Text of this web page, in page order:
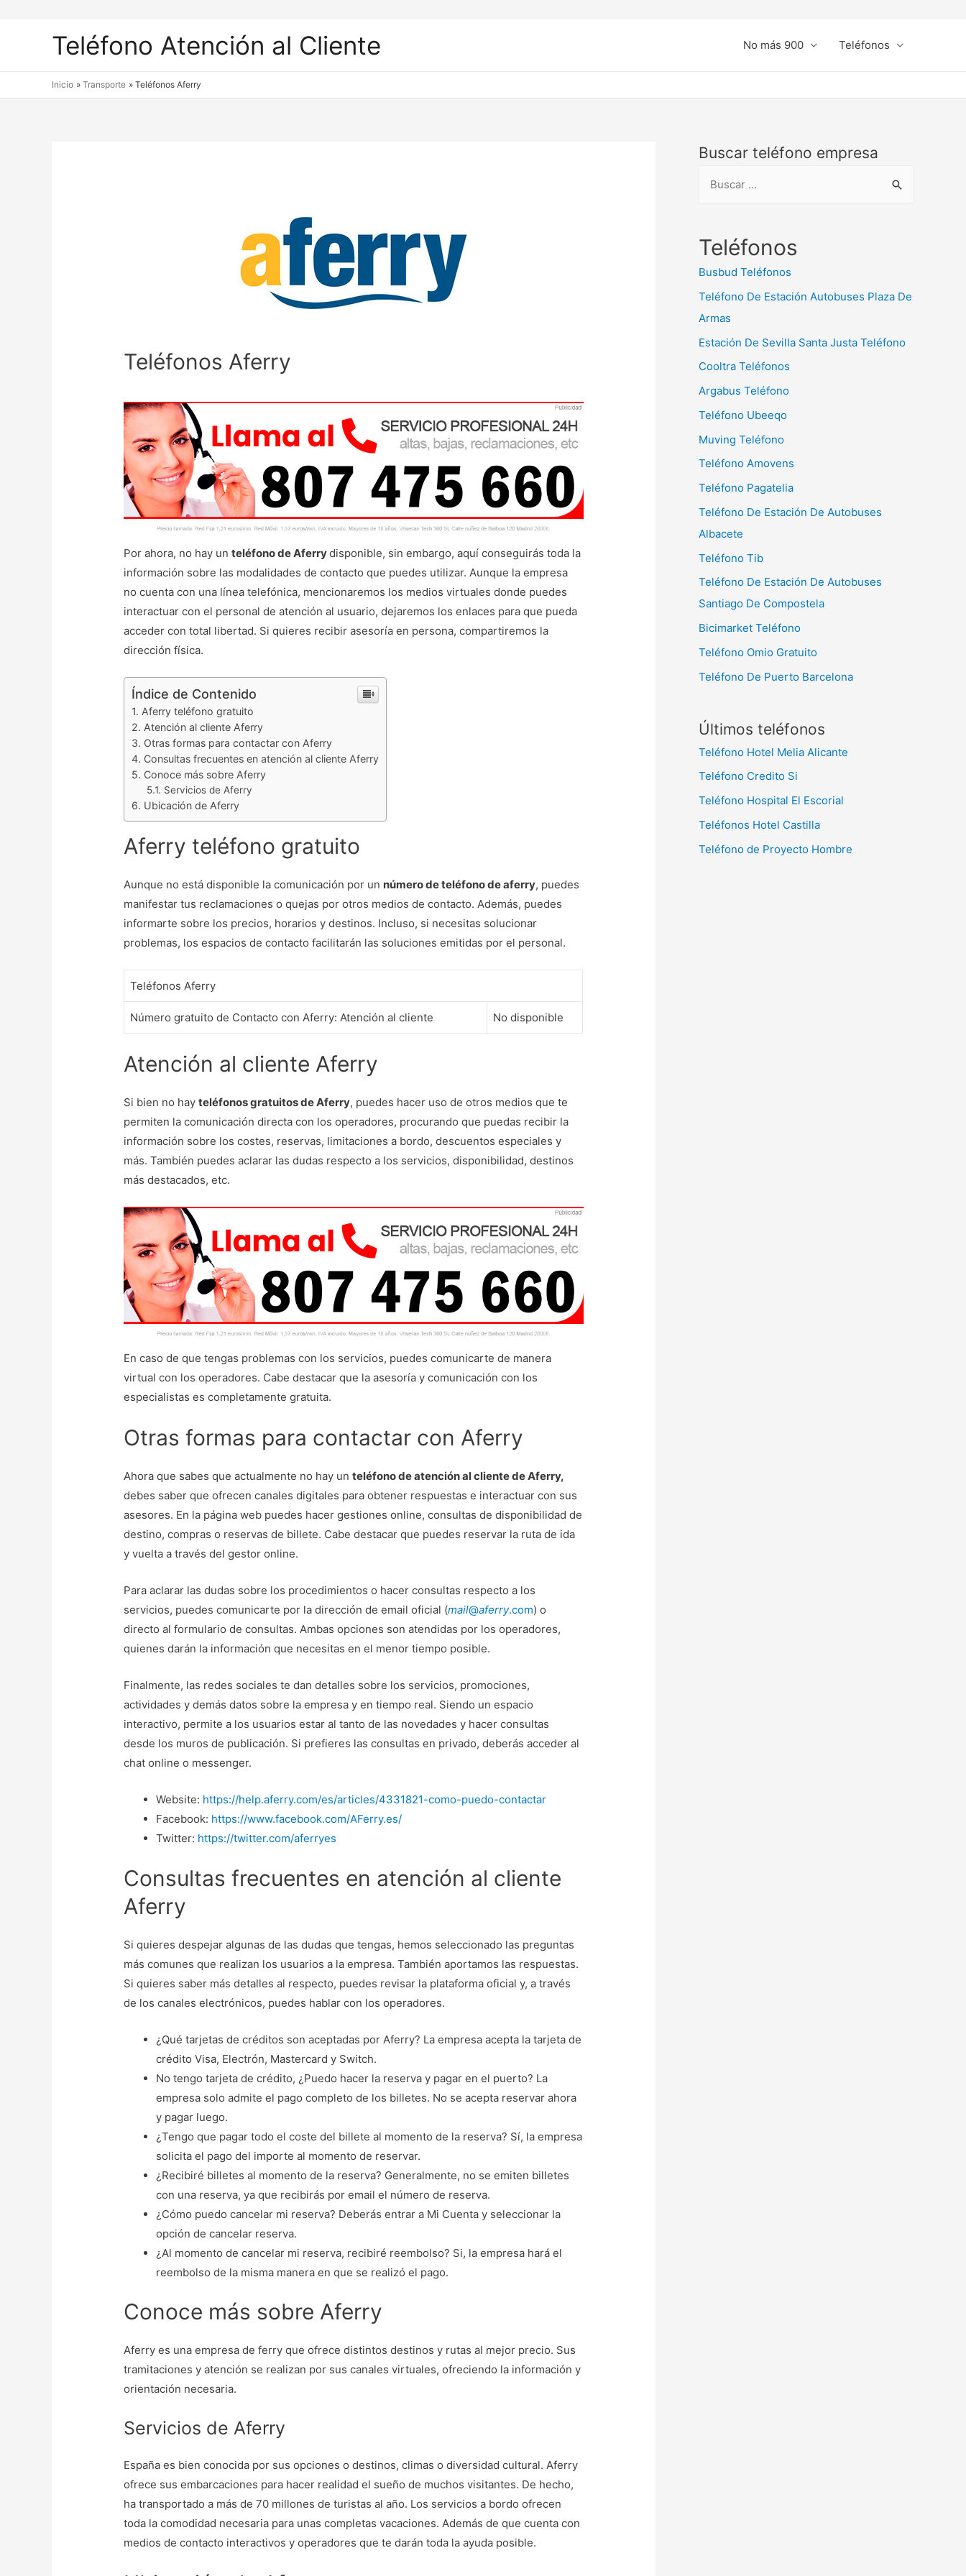
Teléfono Atención al Cliente No más 900 Teléfonos
Inicio Transporte Teléfonos Aferry
Teléfonos Aferry
Por ahora, no hay unteléfono de Aferrydisponible, sin embargo, aquí conseguirás toda la
información sobre las modalidades de contacto que puedes utilizar. Aunque la empresa
no cuenta con una línea telefónica, mencionaremos los medios virtuales donde puedes
interactuar con el personal de atención al usuario, dejaremos los enlaces para que pueda
acceder con total libertad. Si quieres recibir asesoría en persona, compartiremos la
dirección física.
Índice de Contenido
Aferry teléfono gratuito
Atención al cliente Aferry
Otras formas para contactar con Aferry
Consultas frecuentes en atención al cliente Aferry
Conoce más sobre Aferry
Servicios de Aferry
Ubicación de Aferry
Aferry teléfono gratuito
Aunque no está disponible la comunicación por un número de teléfono de aferry, puedes
manifestar tus reclamaciones o quejas por otros medios de contacto. Además, puedes
informarte sobre los precios, horarios y destinos. Incluso, si necesitas solucionar
problemas, los espacios de contacto facilitarán las soluciones emitidas por el personal.
Teléfonos Aferry
Número gratuito de Contacto con Aferry: Atención al cliente No disponible
Atención al cliente Aferry
Si bien no hayteléfonos gratuitos de Aferry, puedes hacer uso de otros medios que te
permiten la comunicación directa con los operadores, procurando que puedas recibir la
información sobre los costes, reservas, limitaciones a bordo, descuentos especiales y
más. También puedes aclarar las dudas respecto a los servicios, disponibilidad, destinos
más destacados, etc.
En caso de que tengas problemas con los servicios, puedes comunicarte de manera
virtual con los operadores. Cabe destacar que la asesoría y comunicación con los
especialistas es completamente gratuita.
Otras formas para contactar con Aferry
Ahora que sabes que actualmente no hay unteléfono de atención al cliente de Aferry,
debes saber que ofrecen canales digitales para obtener respuestas e interactuar con sus
asesores. En la página web puedes hacer gestiones online, consultas de disponibilidad de
destino, compras o reservas de billete. Cabe destacar que puedes reservar la ruta de ida
y vuelta a través del gestor online.
Para aclarar las dudas sobre los procedimientos o hacer consultas respecto a los
servicios, puedes comunicarte por la dirección de email oficial (mail@aferry.com) o
directo al formulario de consultas. Ambas opciones son atendidas por los operadores,
quienes darán la información que necesitas en el menor tiempo posible.
Finalmente, las redes sociales te dan detalles sobre los servicios, promociones,
actividades y demás datos sobre la empresa y en tiempo real. Siendo un espacio
interactivo, permite a los usuarios estar al tanto de las novedades y hacer consultas
desde los muros de publicación. Si prefieres las consultas en privado, deberás acceder al
chat online o messenger.
Website: https://help.aferry.com/es/articles/4331821-como-puedo-contactar
Facebook: https://www.facebook.com/AFerry.es/
Twitter: https://twitter.com/aferryes
Consultas frecuentes en atención al cliente
Aferry
Si quieres despejar algunas de las dudas que tengas, hemos seleccionado las preguntas
más comunes que realizan los usuarios a la empresa. También aportamos las respuestas.
Si quieres saber más detalles al respecto, puedes revisar la plataforma oficial y, a través
de los canales electrónicos, puedes hablar con los operadores.
¿Qué tarjetas de créditos son aceptadas por Aferry? La empresa acepta la tarjeta de
crédito Visa, Electrón, Mastercard y Switch.
No tengo tarjeta de crédito, ¿Puedo hacer la reserva y pagar en el puerto? La
empresa solo admite el pago completo de los billetes. No se acepta reservar ahora
y pagar luego.
¿Tengo que pagar todo el coste del billete al momento de la reserva? Sí, la empresa
solicita el pago del importe al momento de reservar.
¿Recibiré billetes al momento de la reserva? Generalmente, no se emiten billetes
con una reserva, ya que recibirás por email el número de reserva.
¿Cómo puedo cancelar mi reserva? Deberás entrar a Mi Cuenta y seleccionar la
opción de cancelar reserva.
¿Al momento de cancelar mi reserva, recibiré reembolso? Si, la empresa hará el
reembolso de la misma manera en que se realizó el pago.
Conoce más sobre Aferry
Aferry es una empresa de ferry que ofrece distintos destinos y rutas al mejor precio. Sus
tramitaciones y atención se realizan por sus canales virtuales, ofreciendo la información y
orientación necesaria.
Servicios de Aferry
España es bien conocida por sus opciones o destinos, climas o diversidad cultural. Aferry
ofrece sus embarcaciones para hacer realidad el sueño de muchos visitantes. De hecho,
ha transportado a más de 70 millones de turistas al año. Los servicios a bordo ofrecen
toda la comodidad necesaria para unas completas vacaciones. Además de que cuenta con
medios de contacto interactivos y operadores que te darán toda la ayuda posible.
Buscar teléfono empresa
c
Teléfonos
Busbud Teléfonos
Teléfono De Estación Autobuses Plaza De
Armas
Estación De Sevilla Santa Justa Teléfono
Cooltra Teléfonos
Argabus Teléfono
Teléfono Ubeeqo
Muving Teléfono
Teléfono Amovens
Teléfono Pagatelia
Teléfono De Estación De Autobuses
Albacete
Teléfono Tib
Teléfono De Estación De Autobuses
Santiago De Compostela
Bicimarket Teléfono
Teléfono Omio Gratuito
Teléfono De Puerto Barcelona
Últimos teléfonos
Teléfono Hotel Melia Alicante
Teléfono Credito Si
Teléfono Hospital El Escorial
Teléfonos Hotel Castilla
Teléfono de Proyecto Hombre